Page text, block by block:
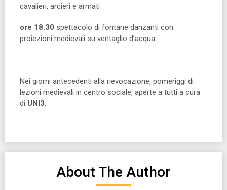
cavalieri, arcieri e armati
ore 18.30 spettacolo di fontane danzanti con
proiezioni medievali su ventaglio d’acqua.
Nei giorni antecedenti alla rievocazione, pomeriggi di
lezioni medievali in centro sociale, aperte a tutti a cura
di UNI3.
About The Author